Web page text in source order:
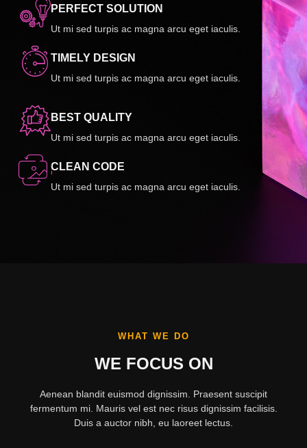
PERFECT SOLUTION
Ut mi sed turpis ac magna arcu eget iaculis.
TIMELY DESIGN
Ut mi sed turpis ac magna arcu eget iaculis.
BEST QUALITY
Ut mi sed turpis ac magna arcu eget iaculis.
CLEAN CODE
Ut mi sed turpis ac magna arcu eget iaculis.
WHAT WE DO
WE FOCUS ON
Aenean blandit euismod dignissim. Praesent suscipit
fermentum mi. Mauris vel est nec risus dignissim facilisis.
Duis a auctor nibh, eu laoreet lectus.